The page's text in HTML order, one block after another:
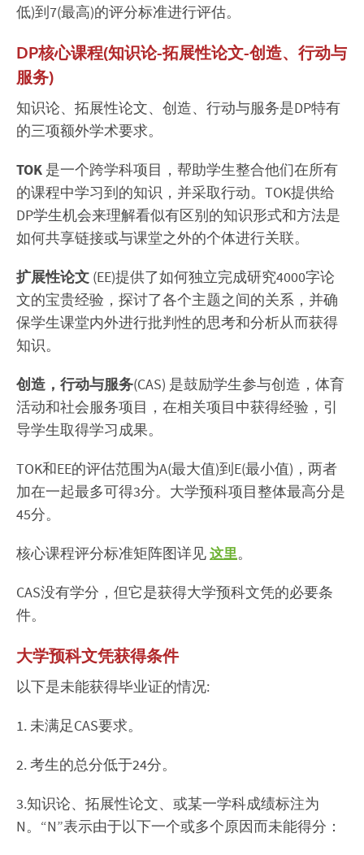
低)到7(最高)的评分标准进行评估。
DP核心课程(知识论-拓展性论文-创造、行动与
服务)
知识论、拓展性论文、创造、行动与服务是DP特有
的三项额外学术要求。
TOK 是一个跨学科项目，帮助学生整合他们在所有
的课程中学习到的知识，并采取行动。TOK提供给
DP学生机会来理解看似有区别的知识形式和方法是
如何共享链接或与课堂之外的个体进行关联。
扩展性论文 (EE)提供了如何独立完成研究4000字论
文的宝贵经验，探讨了各个主题之间的关系，并确
保学生课堂内外进行批判性的思考和分析从而获得
知识。
创造，行动与服务(CAS) 是鼓励学生参与创造，体育
活动和社会服务项目，在相关项目中获得经验，引
导学生取得学习成果。
TOK和EE的评估范围为A(最大值)到E(最小值)，两者
加在一起最多可得3分。大学预科项目整体最高分是
45分。
核心课程评分标准矩阵图详见这里。
CAS没有学分，但它是获得大学预科文凭的必要条
件。
大学预科文凭获得条件
以下是未能获得毕业证的情况:
1. 未满足CAS要求。
2. 考生的总分低于24分。
3.知识论、拓展性论文、或某一学科成绩标注为
N。“N”表示由于以下一个或多个原因而未能得分：